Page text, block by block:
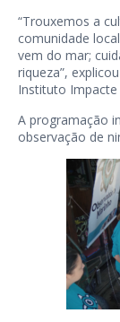
“Trouxemos a
comunidade
vem do mar;
riqueza”,
Instituto Impacte
A programação
observação de